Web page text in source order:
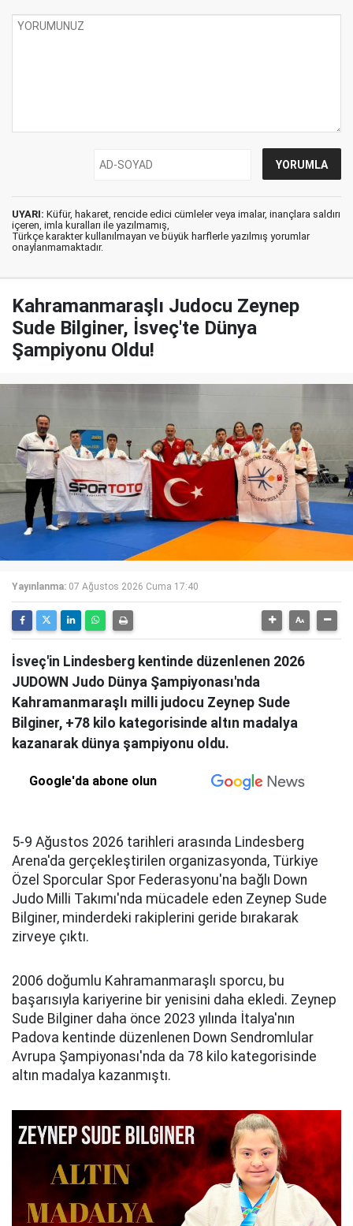
UYARI: Küfür, hakaret, rencide edici cümleler veya imalar, inançlara saldırı
içeren, imla kuralları ile yazılmamış,
Türkçe karakter kullanılmayan ve büyük harflerle yazılmış yorumlar
onaylanmamaktadır.
Kahramanmaraşlı Judocu Zeynep
Sude Bilginer, İsveç'te Dünya
Şampiyonu Oldu!
Yayınlanma: 07 Ağustos 2026 Cuma 17:40
İsveç'in Lindesberg kentinde düzenlenen 2026
JUDOWN Judo Dünya Şampiyonası'nda
Kahramanmaraşlı milli judocu Zeynep Sude
Bilginer, +78 kilo kategorisinde altın madalya
kazanarak dünya şampiyonu oldu.
Google'da abone olun
5-9 Ağustos 2026 tarihleri arasında Lindesberg
Arena'da gerçekleştirilen organizasyonda, Türkiye
Özel Sporcular Spor Federasyonu'na bağlı Down
Judo Milli Takımı'nda mücadele eden Zeynep Sude
Bilginer, minderdeki rakiplerini geride bırakarak
zirveye çıktı.
2006 doğumlu Kahramanmaraşlı sporcu, bu
başarısıyla kariyerine bir yenisini daha ekledi. Zeynep
Sude Bilginer daha önce 2023 yılında İtalya'nın
Padova kentinde düzenlenen Down Sendromlular
Avrupa Şampiyonası'nda da 78 kilo kategorisinde
altın madalya kazanmıştı.